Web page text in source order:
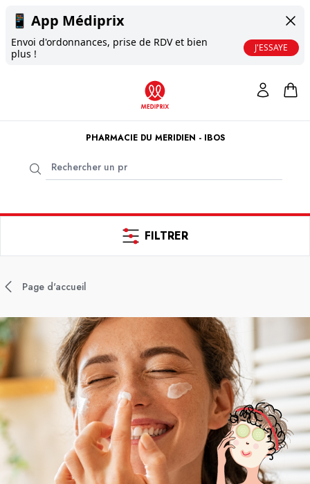
📱 App Médiprix
Envoi d'ordonnances, prise de RDV et bien
plus !
J'ESSAYE
PHARMACIE DU MERIDIEN - IBOS
FILTRER
Page d'accueil